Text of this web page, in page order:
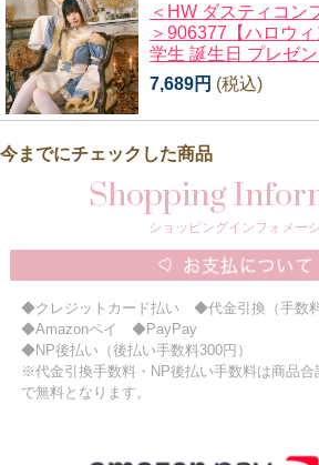
＜HW ダスティコン
＞906377【ハロウ
学生 誕生日 プレゼン
7,689円 (税込)
今までにチェックした商品
Shopping
ショッピングインフォメー
◆クレジットカード払い ◆代金引換（手数料
◆Amazonペイ ◆PayPay
◆NP後払い（後払い手数料300円）
※代金引換手数料・NP後払い手数料は商品合
で無料となります。